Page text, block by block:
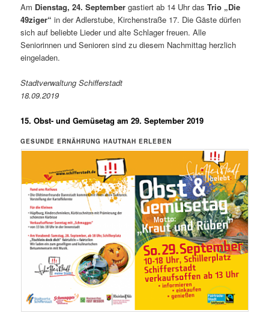
Am Dienstag, 24. September gastiert ab 14 Uhr dasTrio „Die
49ziger“ in der Adlerstube, Kirchenstraße 17. Die Gäste dürfen
sich auf beliebte Lieder und alte Schlager freuen. Alle
Seniorinnen und Senioren sind zu diesem Nachmittag herzlich
eingeladen.
Stadtverwaltung Schifferstadt
18.09.2019
15. Obst- und Gemüsetag am 29. September 2019
GESUNDE ERNÄHRUNG HAUTNAH ERLEBEN